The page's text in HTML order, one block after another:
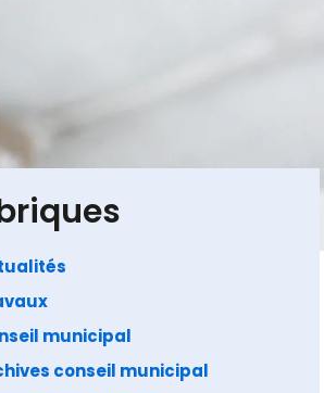
municipal
conseil municipal